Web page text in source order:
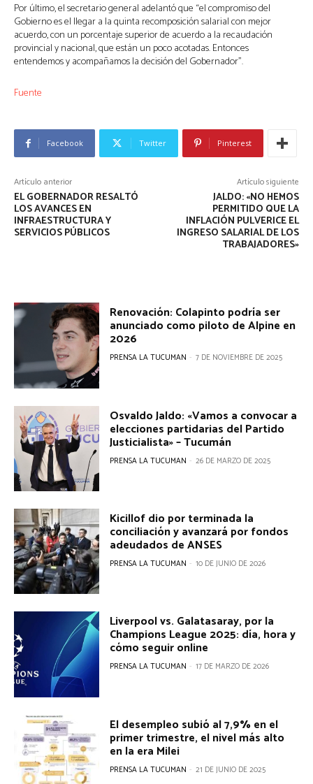
Por último, el secretario general adelantó que “el compromiso del
Gobierno es el llegar a la quinta recomposición salarial con mejor
acuerdo, con un porcentaje superior de acuerdo a la recaudación
provincial y nacional, que están un poco acotadas. Entonces
entendemos y acompañamos la decisión del Gobernador”.
Fuente
Facebook Twitter Pinterest
Artículo anterior
EL GOBERNADOR RESALTÓ
LOS AVANCES EN
INFRAESTRUCTURA Y
SERVICIOS PÚBLICOS
Artículo siguiente
JALDO: «NO HEMOS
PERMITIDO QUE LA
INFLACIÓN PULVERICE EL
INGRESO SALARIAL DE LOS
TRABAJADORES»
Renovación: Colapinto podría ser
anunciado como piloto de Alpine en
2026
PRENSA LA TUCUMAN - 7 DE NOVIEMBRE DE 2025
Osvaldo Jaldo: «Vamos a convocar a
elecciones partidarias del Partido
Justicialista» – Tucumán
PRENSA LA TUCUMAN - 26 DE MARZO DE 2025
Kicillof dio por terminada la
conciliación y avanzará por fondos
adeudados de ANSES
PRENSA LA TUCUMAN - 10 DE JUNIO DE 2026
Liverpool vs. Galatasaray, por la
Champions League 2025: día, hora y
cómo seguir online
PRENSA LA TUCUMAN - 17 DE MARZO DE 2026
El desempleo subió al 7,9% en el
primer trimestre, el nivel más alto
en la era Milei
PRENSA LA TUCUMAN - 21 DE JUNIO DE 2025